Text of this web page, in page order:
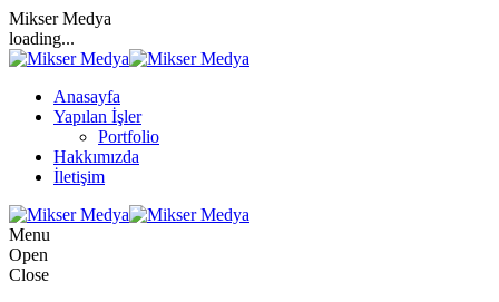
Mikser Medya
loading...
Anasayfa
Yapılan İşler
Portfolio
Hakkımızda
İletişim
Menu
Open
Close